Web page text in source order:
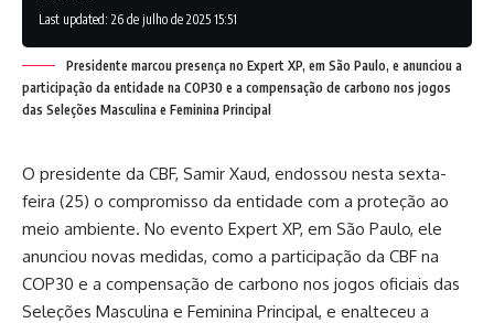
Last updated: 26 de julho de 2025 15:51
Presidente marcou presença no Expert XP, em São Paulo, e anunciou a
participação da entidade na COP30 e a compensação de carbono nos jogos
das Seleções Masculina e Feminina Principal
O presidente da CBF, Samir Xaud, endossou nesta sexta-
feira (25) o compromisso da entidade com a proteção ao
meio ambiente. No evento Expert XP, em São Paulo, ele
anunciou novas medidas, como a participação da CBF na
COP30 e a compensação de carbono nos jogos oficiais das
Seleções Masculina e Feminina Principal, e enalteceu a